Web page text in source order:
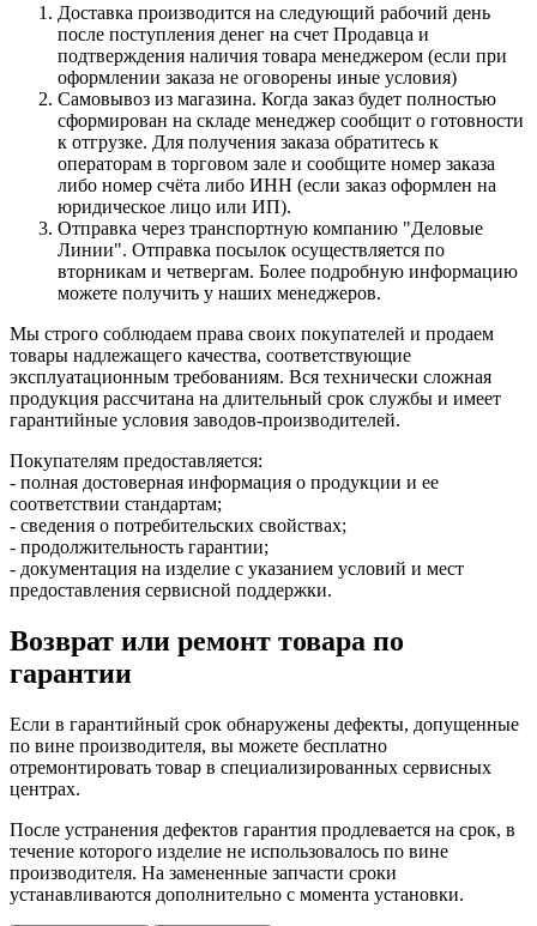
Доставка производится на следующий рабочий день
после поступления денег на счет Продавца и
подтверждения наличия товара менеджером (если при
оформлении заказа не оговорены иные условия)
Самовывоз из магазина. Когда заказ будет полностью
сформирован на складе менеджер сообщит о готовности
к отгрузке. Для получения заказа обратитесь к
операторам в торговом зале и сообщите номер заказа
либо номер счёта либо ИНН (если заказ оформлен на
юридическое лицо или ИП).
Отправка через транспортную компанию "Деловые
Линии". Отправка посылок осуществляется по
вторникам и четвергам. Более подробную информацию
можете получить у наших менеджеров.
Мы строго соблюдаем права своих покупателей и продаем
товары надлежащего качества, соответствующие
эксплуатационным требованиям. Вся технически сложная
продукция рассчитана на длительный срок службы и имеет
гарантийные условия заводов-производителей.
Покупателям предоставляется:
- полная достоверная информация о продукции и ее
соответствии стандартам;
- сведения о потребительских свойствах;
- продолжительность гарантии;
- документация на изделие с указанием условий и мест
предоставления сервисной поддержки.
Возврат или ремонт товара по
гарантии
Если в гарантийный срок обнаружены дефекты, допущенные
по вине производителя, вы можете бесплатно
отремонтировать товар в специализированных сервисных
центрах.
После устранения дефектов гарантия продлевается на срок, в
течение которого изделие не использовалось по вине
производителя. На замененные запчасти сроки
устанавливаются дополнительно с момента установки.